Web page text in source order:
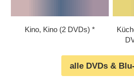
Kino, Kino (2 DVDs)
alle DVDs &